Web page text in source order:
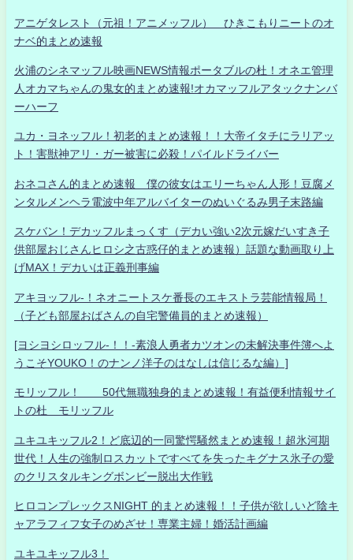
アニゲタレスト（元祖！アニメッフル） ひきこもりニートのオ
ナベ的まとめ速報
火浦のシネマッフル映画NEWS情報ポータブルの杜！オネエ管理
人オカマちゃんの鬼女的まとめ速報!オカマッフルアタックナンバ
ーハーフ
ユカ・ヨネッフル！初老的まとめ速報！！大帝イタチにラリアッ
ト！害獣神アリ・ガー被害に必殺！パイルドライバー
おネコさん的まとめ速報 僕の彼女はエリーちゃん人形！豆腐メ
ンタルメンヘラ電波中年アルバイターのぬいぐるみ男子末路編
スケバン！デカッフルまっくす（デカい強い2次元嫁だいすき子
供部屋おじさんヒロシ之古惑仔的まとめ速報）話題な動画取り上
げMAX！デカいは正義刑事編
アキヨッフル-！ネオニートスケ番長のエキストラ芸能情報局！
（子ども部屋おばさんの自宅警備員的まとめ速報）
[ヨシヨシロッフル-！！-素浪人勇者カツオンの未解決事件簿へよ
うこそYOUKO！のナンノ洋子のはなしは信じるな編）]
モリッフル！ 50代無職独身的まとめ速報！有益便利情報サイ
トの杜 モリッフル
ユキユキッフル2！ど底辺的一同驚愕騒然まとめ速報！超氷河期
世代！人生の強制ロスカットですべてを失ったキグナス氷子の愛
のクリスタルキングボンビー脱出大作戦
ヒロコンプレックスNIGHT 的まとめ速報！！子供が欲しいど陰キ
ャアラフィフ女子のめざせ！専業主婦！婚活計画編
ユキユキッフル3！